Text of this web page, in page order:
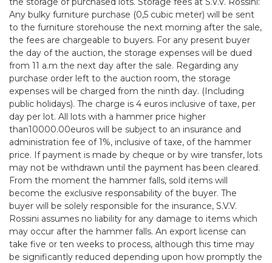
Any bulky furniture purchase (0,5 cubic meter) will be sent
to the furniture storehouse the next morning after the sale,
the fees are chargeable to buyers. For any present buyer
the day of the auction, the storage expenses will be dued
from 11 a.m the next day after the sale. Regarding any
purchase order left to the auction room, the storage
expenses will be charged from the ninth day. (Including
public holidays). The charge is 4 euros inclusive of taxe, per
day per lot. All lots with a hammer price higher
than10000.00euros will be subject to an insurance and
administration fee of 1%, inclusive of taxe, of the hammer
price. If payment is made by cheque or by wire transfer, lots
may not be withdrawn until the payment has been cleared.
From the moment the hammer falls, sold items will
become the exclusive responsability of the buyer. The
buyer will be solely responsible for the insurance, S.V.V.
Rossini assumes no liability for any damage to items which
may occur after the hammer falls. An export license can
take five or ten weeks to process, although this time may
be significantly reduced depending upon how promptly the